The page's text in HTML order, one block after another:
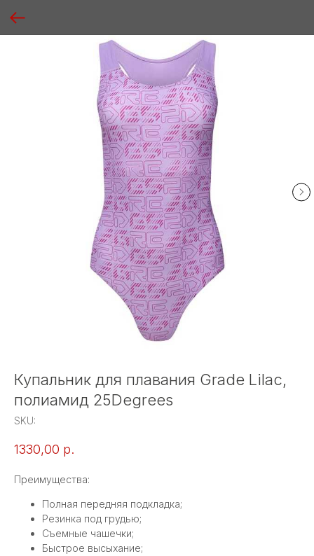
Купальник для плавания Grade Lilac,
полиамид 25Degrees
SKU:
1330,00 р.
Преимущества:
Полная передняя подкладка;
Резинка под грудью;
Съемные чашечки;
Быстрое высыхание;